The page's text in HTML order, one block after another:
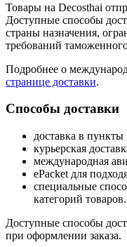
Товары на Decosthai
Доступные способы
страны назначения,
требований
Подробнее о
странице доставки.
Способы доставки
доставка в
курьерская
международная
ePacket для
специальные
категорий товаров.
Доступные способы
при оформлении заказа.